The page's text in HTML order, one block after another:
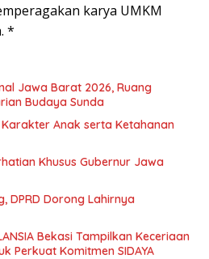
karya UMKM
*
Jawa Barat 2026, Ruang
Budaya Sunda
Anak serta Ketahanan
Khusus Gubernur Jawa
DPRD Dorong Lahirnya
Bekasi Tampilkan Keceriaan
Perkuat Komitmen SIDAYA